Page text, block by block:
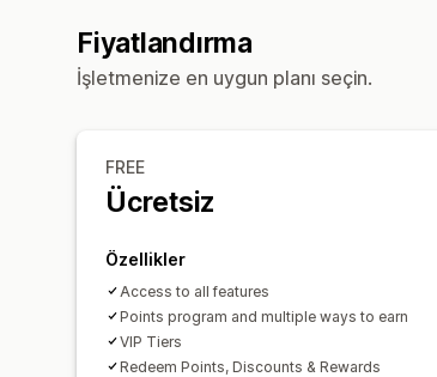
Fiyatlandırma
İşletmenize en uygun planı seçin.
FREE
Ücretsiz
Özellikler
Access to all features
Points program and multiple ways to earn
VIP Tiers
Redeem Points, Discounts & Rewards